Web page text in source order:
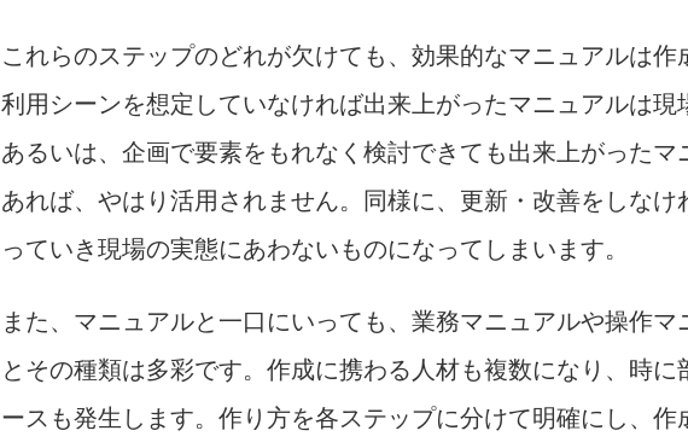
これらのステップのどれが欠けても、効果的なマニュアルは
利用シーンを想定していなければ出来上がったマニュアルは現
あるいは、企画で要素をもれなく検討できても出来上がった
あれば、やはり活用されません。同様に、更新・改善をしな
っていき現場の実態にあわないものになってしまいます。
また、マニュアルと一口にいっても、業務マニュアルや操作
とその種類は多彩です。作成に携わる人材も複数になり、時
ースも発生します。作り方を各ステップに分けて明確にし、